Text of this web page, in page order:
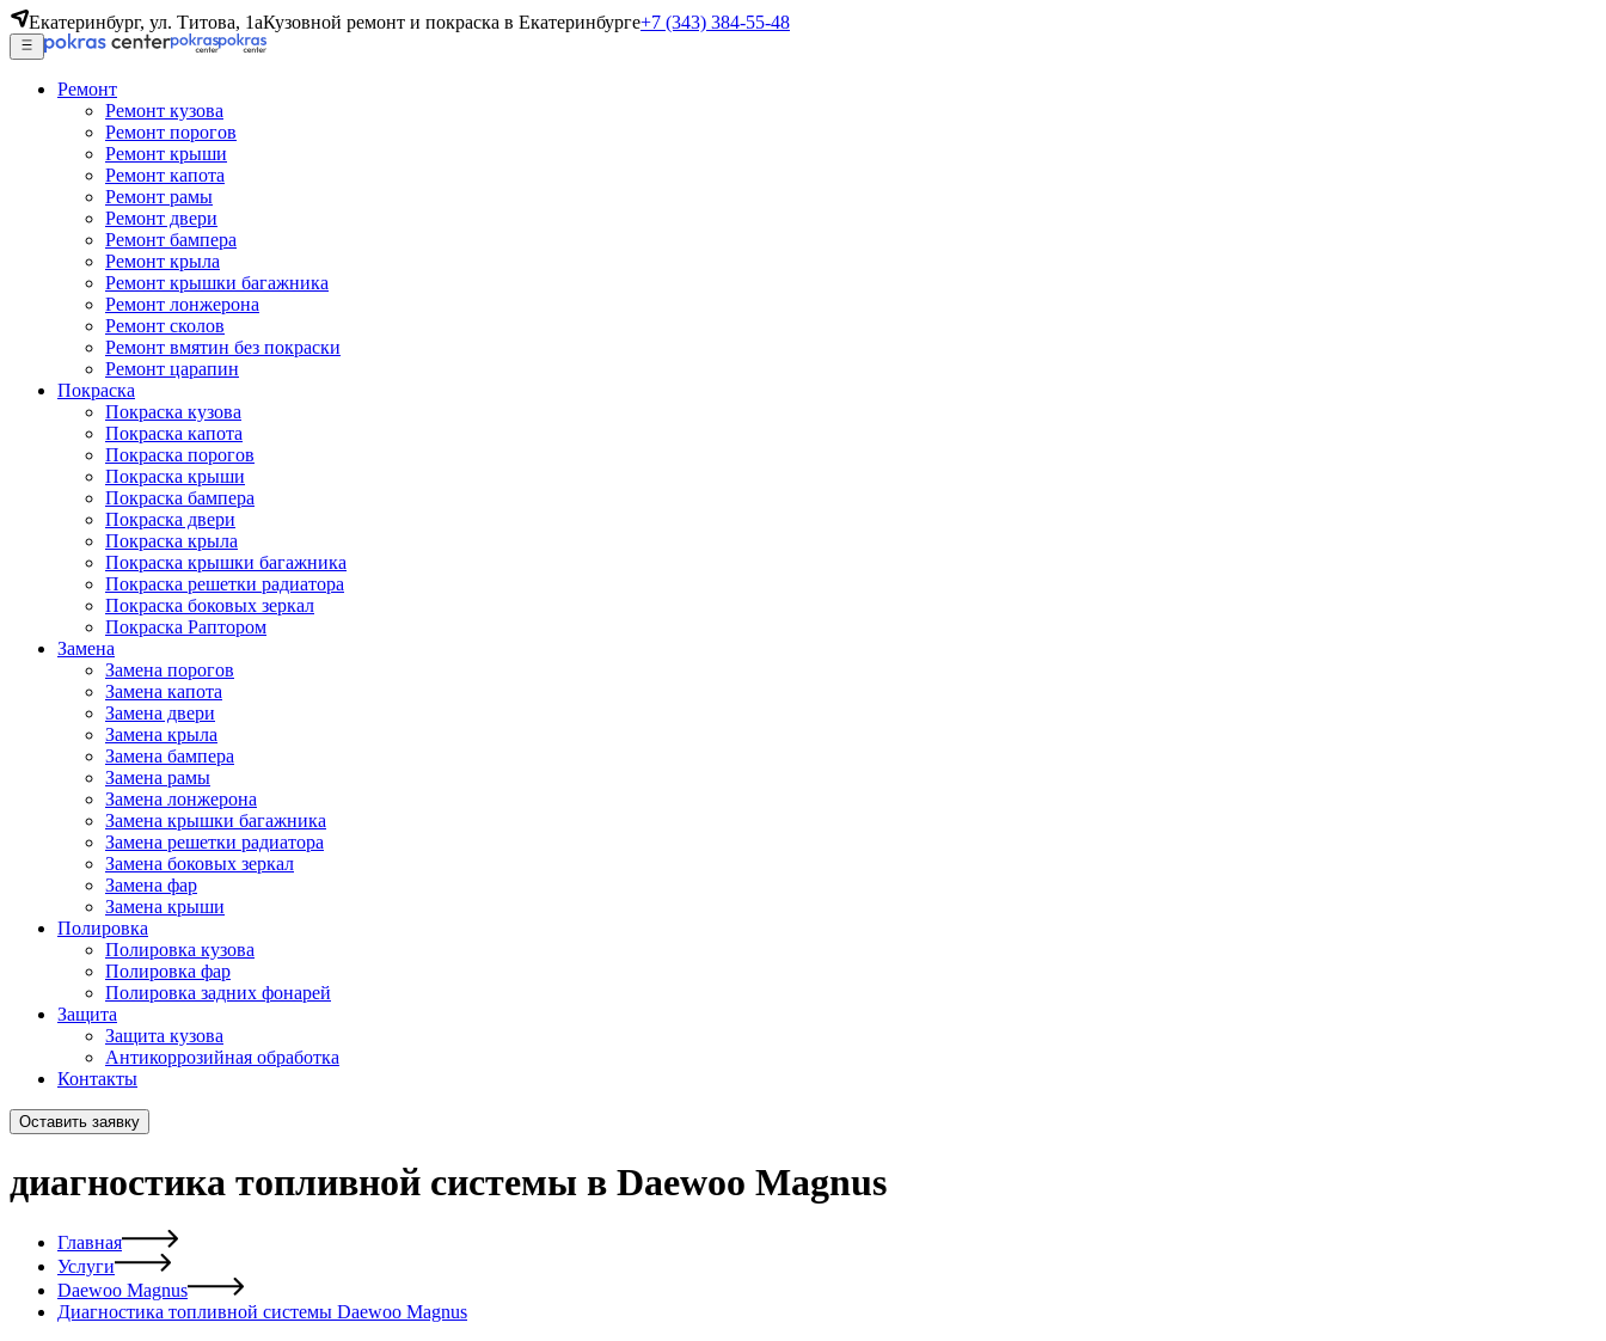
Екатеринбург, ул. Титова, 1аКузовной ремонт и покраска в Екатеринбурге+7 (343) 384-55-48
Ремонт
Ремонт кузова
Ремонт порогов
Ремонт крыши
Ремонт капота
Ремонт рамы
Ремонт двери
Ремонт бампера
Ремонт крыла
Ремонт крышки багажника
Ремонт лонжерона
Ремонт сколов
Ремонт вмятин без покраски
Ремонт царапин
Покраска
Покраска кузова
Покраска капота
Покраска порогов
Покраска крыши
Покраска бампера
Покраска двери
Покраска крыла
Покраска крышки багажника
Покраска решетки радиатора
Покраска боковых зеркал
Покраска Раптором
Замена
Замена порогов
Замена капота
Замена двери
Замена крыла
Замена бампера
Замена рамы
Замена лонжерона
Замена крышки багажника
Замена решетки радиатора
Замена боковых зеркал
Замена фар
Замена крыши
Полировка
Полировка кузова
Полировка фар
Полировка задних фонарей
Защита
Защита кузова
Антикоррозийная обработка
Контакты
Оставить заявку
диагностика топливной системы в Daewoo Magnus
Главная
Услуги
Daewoo Magnus
Диагностика топливной системы Daewoo Magnus